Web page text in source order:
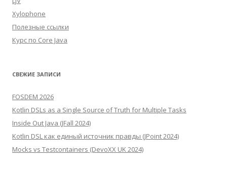
Xylophone
Полезные ссылки
Курс по Core Java
СВЕЖИЕ ЗАПИСИ
FOSDEM 2026
Kotlin DSLs as a Single Source of Truth for Multiple Tasks
Inside Out Java (JFall 2024)
Kotlin DSL как единый источник правды (JPoint 2024)
Mocks vs Testcontainers (DevoXX UK 2024)